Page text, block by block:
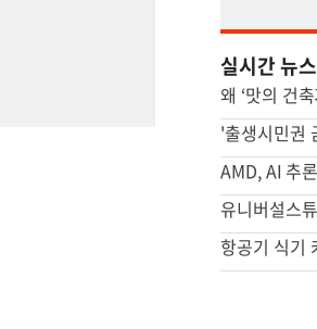
실시간 뉴스